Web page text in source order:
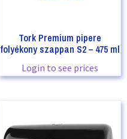
Tork Premium pipere
folyékony szappan S2 – 475 ml
Login to see prices